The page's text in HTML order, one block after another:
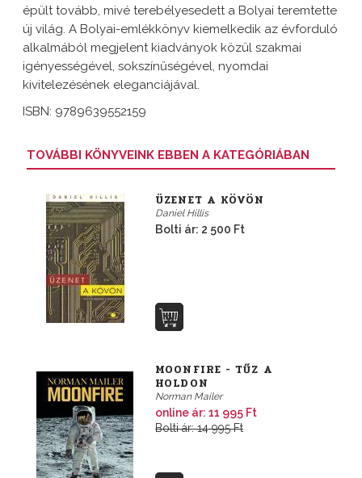
épült tovább, mivé terebélyesedett a Bolyai teremtette
új világ. A Bolyai-emlékkönyv kiemelkedik az évforduló
alkalmából megjelent kiadványok közül szakmai
igényességével, sokszínűségével, nyomdai
kivitelezésének eleganciájával.
ISBN: 9789639552159
TOVÁBBI KÖNYVEINK EBBEN A KATEGÓRIÁBAN
ÜZENET A KÖVÖN
Daniel Hillis
Bolti ár: 2 500 Ft
MOONFIRE - TŰZ A
HOLDON
Norman Mailer
online ár: 11 995 Ft
Bolti ár: 14 995 Ft